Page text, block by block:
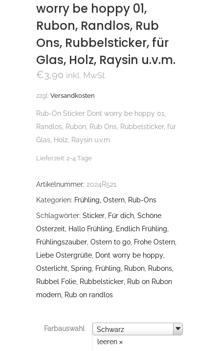
worry be hoppy 01,
Rubon, Randlos, Rub
Ons, Rubbelsticker, für
Glas, Holz, Raysin u.v.m.
€3,90 inkl. MwSt.
zzgl. Versandkosten
Rub-On Sticker Dont worry be hoppy 01,
Randlos, Rubon, Rub Ons, Rubbelsticker, für
Glas, Holz, Raysin u.v.m.
Lieferzeit: 2-4 Tage
Artikelnummer: 2024R521
Kategorien: Frühling, Ostern Rub-Ons
Schlagwörter: Sticker Für dich Schöne
Osterzeit
Hallo Frühling Endlich Frühling
Frühlingszauber Ostern to go Frohe Ostern
Liebe Ostergrüße Dont worry be hoppy
Osterlicht Spring Frühling Rubon Rubons
Rubbel Folie Rubbelsticker Rub on Rubon
modern Rub on randlos
Farbauswahl Schwarz
Farbauswahl
leeren